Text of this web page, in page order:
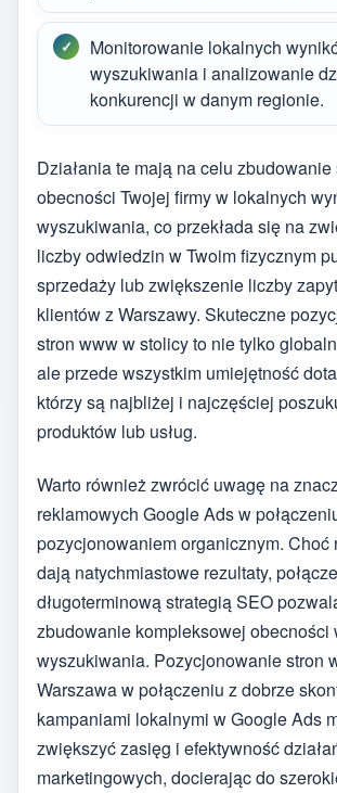
Monitorowanie lokalnych
wyszukiwania i analizowanie
konkurencji w danym regionie.
Działania te mają na celu
obecności Twojej firmy w lokalnych
wyszukiwania, co przekłada się na
liczby odwiedzin w Twoim fizycznym
sprzedaży lub zwiększenie liczby
klientów z Warszawy. Skuteczne
stron www w stolicy to nie tylko
ale przede wszystkim umiejętność
którzy są najbliżej i najczęściej
produktów lub usług.
Warto również zwrócić uwagę na
reklamowych Google Ads w
pozycjonowaniem organicznym. Choć
dają natychmiastowe rezultaty,
długoterminową strategią SEO
zbudowanie kompleksowej obecności
wyszukiwania. Pozycjonowanie stron
Warszawa w połączeniu z dobrze
kampaniami lokalnymi w Google Ads
zwiększyć zasięg i efektywność
marketingowych, docierając do